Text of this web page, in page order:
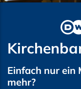
Einfach nur ein
mehr?